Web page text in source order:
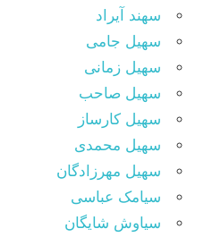
سهند آیراد
سهیل جامی
سهیل زمانی
سهیل صاحب
سهیل کارساز
سهیل محمدی
سهیل مهرزادگان
سیامک عباسی
سیاوش شایگان